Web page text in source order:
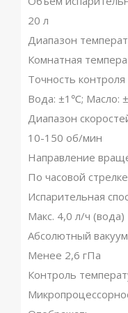
20 л
Диапазон
Комнатная
Точность
Вода: ±1℃; Масло:
Диапазон
10-150 об/мин
Направление
По часовой
Испарительная
Макс. 4,0 л/ч (вода)
Абсолютный вакуум
Менее 2,6 гПа
Контроль